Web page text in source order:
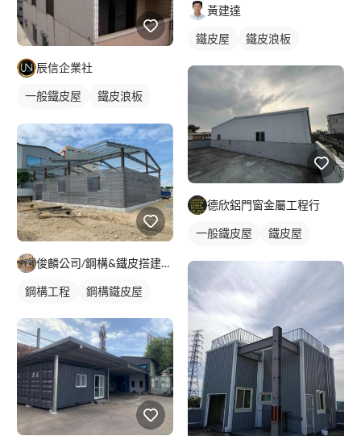
辰信企業社
一般鐵皮屋
鐵皮浪板
俊麟公司/鋼構&鐵皮搭建&採光罩
鋼構工程 鋼構鐵皮屋
黃建達
鐵皮屋 鐵皮浪板
德欣鋁門窗金屬工程行
一般鐵皮屋
鐵皮屋